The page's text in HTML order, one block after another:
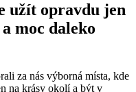
užít opravdu jen
moc daleko
za nás výborná místa, kde
na krásy okolí a být v